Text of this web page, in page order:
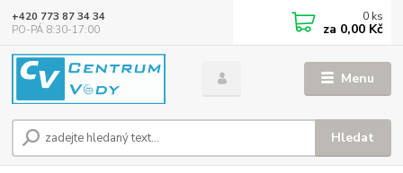
Menu
Hledat
+420 773 87 34 34
PO-PÁ 8:30-17:00
0 ks
za 0,00 Kč